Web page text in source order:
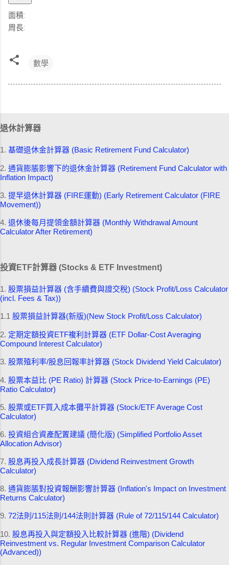
面積:
周長:
數學
退休計算器
1. 基礎退休金計算器 (Basic Retirement Fund Calculator)
2. 通貨膨脹影響下的退休金計算器 (Retirement Fund Calculator with
Inflation Impact)
3. 提早退休計算器 (FIRE運動) (Early Retirement Calculator (FIRE
Movement))
4. 退休後每月提領金額計算器 (Monthly Withdrawal Amount
Calculator After Retirement)
投資ETF計算器 (Stocks & ETF Investment)
1. 股票損益計算器 (含手續費與證交稅) (Stock Profit/Loss Calculator
(incl. Fees & Tax))
1.1 股票損益計算器(新版)(New Stock Profit/Loss Calculator)
2. 定期定額投資ETF複利計算器 (ETF Dollar-Cost Averaging
Compound Interest Calculator)
3. 股票殖利率/股息回報率計算器 (Stock Dividend Yield Calculator)
4. 股票本益比 (PE Ratio) 計算器 (Stock Price-to-Earnings (PE)
Ratio Calculator)
5. 股票或ETF買入成本攤平計算器 (Stock/ETF Average Cost
Calculator)
6. 投資組合資產配置建議 (簡化版) (Simplified Portfolio Asset
Allocation Advisor)
7. 股息再投入成長計算器 (Dividend Reinvestment Growth
Calculator)
8. 通貨膨脹對投資報酬影響計算器 (Inflation's Impact on Investment
Returns Calculator)
9. 72法則/115法則/144法則計算器 (Rule of 72/115/144 Calculator)
10. 股息再投入與定額投入比較計算器 (進階) (Dividend
Reinvestment vs. Regular Investment Comparison Calculator
(Advanced))